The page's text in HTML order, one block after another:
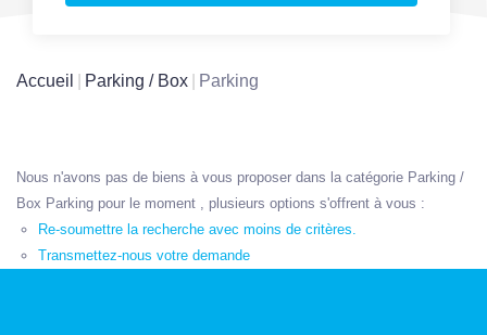
Accueil Parking / Box Parking
Nous n'avons pas de biens à vous proposer dans la catégorie Parking /
Box Parking pour le moment , plusieurs options s'offrent à vous :
Re-soumettre la recherche avec moins de critères.
Transmettez-nous votre demande